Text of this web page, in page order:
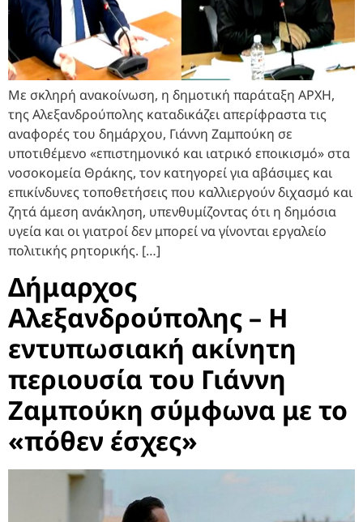
Με σκληρή ανακοίνωση, η δημοτική παράταξη ΑΡΧΗ,
της Αλεξανδρούπολης καταδικάζει απερίφραστα τις
αναφορές του δημάρχου, Γιάννη Ζαμπούκη σε
υποτιθέμενο «επιστημονικό και ιατρικό εποικισμό» στα
νοσοκομεία Θράκης, τον κατηγορεί για αβάσιμες και
επικίνδυνες τοποθετήσεις που καλλιεργούν διχασμό και
ζητά άμεση ανάκληση, υπενθυμίζοντας ότι η δημόσια
υγεία και οι γιατροί δεν μπορεί να γίνονται εργαλείο
πολιτικής ρητορικής.​ […]
Δήμαρχος
Αλεξανδρούπολης – Η
εντυπωσιακή ακίνητη
περιουσία του Γιάννη
Ζαμπούκη σύμφωνα με το
«πόθεν έσχες»